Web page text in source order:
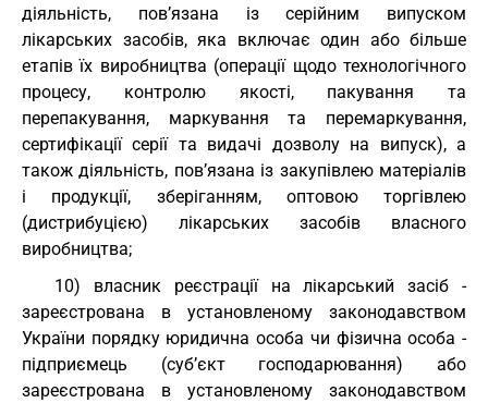
діяльність, пов’язана із серійним випуском
лікарських засобів, яка включає один або більше
етапів їх виробництва (операції щодо технологічного
процесу, контролю якості, пакування та
перепакування, маркування та перемаркування,
сертифікації серії та видачі дозволу на випуск), а
також діяльність, пов’язана із закупівлею матеріалів
і продукції, зберіганням, оптовою торгівлею
(дистрибуцією) лікарських засобів власного
виробництва;
10) власник реєстрації на лікарський засіб -
зареєстрована в установленому законодавством
України порядку юридична особа чи фізична особа -
підприємець (суб’єкт господарювання) або
зареєстрована в установленому законодавством